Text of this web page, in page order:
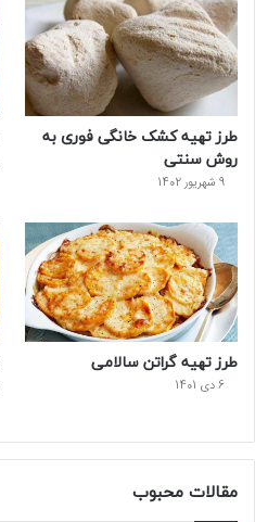
و
ک
ت
ر
طرز تهیه کشک خانگی فوری به
روش سنتی
9 شهریور 1402
طرز تهیه گراتن سالامی
6 دی 1401
مقالات محبوب